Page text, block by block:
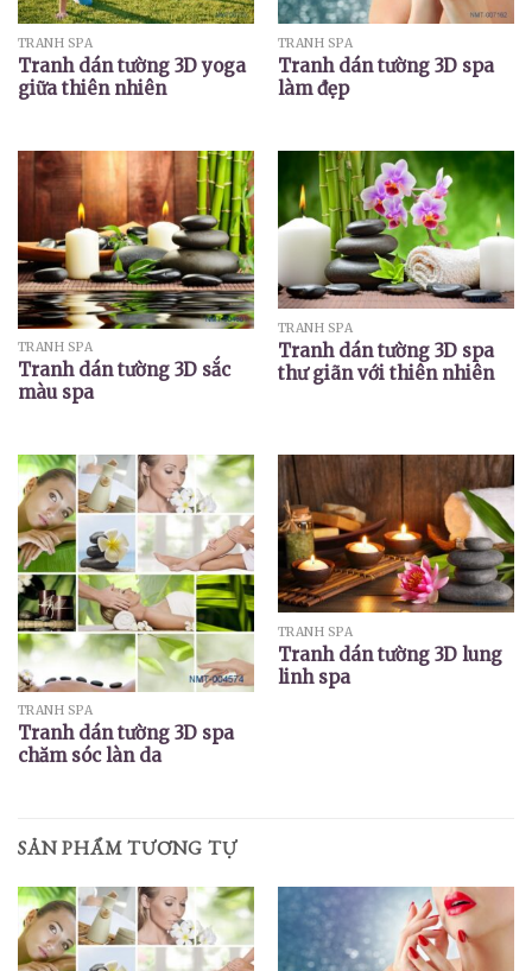
TRANH SPA
Tranh dán tường 3D yoga
giữa thiên nhiên
TRANH SPA
Tranh dán tường 3D spa
làm đẹp
TRANH SPA
Tranh dán tường 3D sắc
màu spa
TRANH SPA
Tranh dán tường 3D spa
thư giãn với thiên nhiên
TRANH SPA
Tranh dán tường 3D spa
chăm sóc làn da
TRANH SPA
Tranh dán tường 3D lung
linh spa
SẢN PHẨM TƯƠNG TỰ